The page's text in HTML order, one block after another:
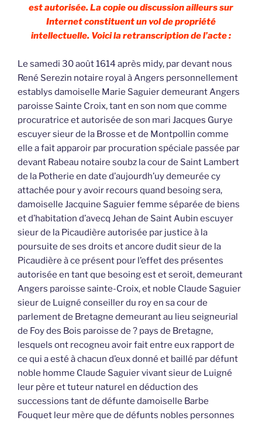
est autorisée. La copie ou discussion ailleurs sur
Internet constituent un vol de propriété
intellectuelle. Voici la retranscription de l’acte :
Le samedi 30 août 1614 après midy, par devant nous
René Serezin notaire royal à Angers personnellement
establys damoiselle Marie Saguier demeurant Angers
paroisse Sainte Croix, tant en son nom que comme
procuratrice et autorisée de son mari Jacques Gurye
escuyer sieur de la Brosse et de Montpollin comme
elle a fait apparoir par procuration spéciale passée par
devant Rabeau notaire soubz la cour de Saint Lambert
de la Potherie en date d’aujourdh’uy demeurée cy
attachée pour y avoir recours quand besoing sera,
damoiselle Jacquine Saguier femme séparée de biens
et d’habitation d’avecq Jehan de Saint Aubin escuyer
sieur de la Picaudière autorisée par justice à la
poursuite de ses droits et ancore dudit sieur de la
Picaudière à ce présent pour l’effet des présentes
autorisée en tant que besoing est et seroit, demeurant
Angers paroisse sainte-Croix, et noble Claude Saguier
sieur de Luigné conseiller du roy en sa cour de
parlement de Bretagne demeurant au lieu seigneurial
de Foy des Bois paroisse de ? pays de Bretagne,
lesquels ont recogneu avoir fait entre eux rapport de
ce qui a esté à chacun d’eux donné et baillé par défunt
noble homme Claude Saguier vivant sieur de Luigné
leur père et tuteur naturel en déduction des
successions tant de défunte damoiselle Barbe
Fouquet leur mère que de défunts nobles personnes